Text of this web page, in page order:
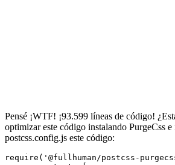
Pensé ¡WTF! ¡93.599 líneas de código!
optimizar este código instalando PurgeCss
postcss.config.js este código:
require('@fullhuman/postcss-